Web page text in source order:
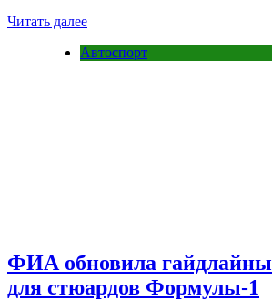
Читать далее
Автоспорт
ФИА обновила гайдлайны
для стюардов Формулы-1